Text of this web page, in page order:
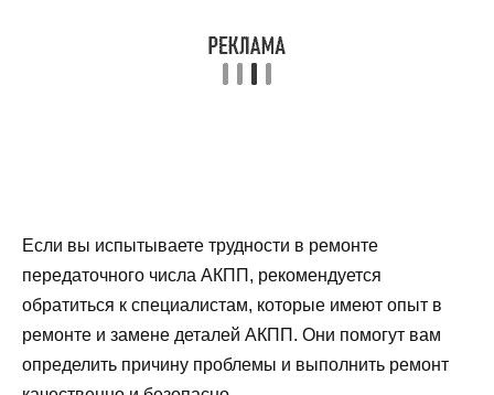
Если вы испытываете трудности в ремонте
передаточного числа АКПП, рекомендуется
обратиться к специалистам, которые имеют опыт в
ремонте и замене деталей АКПП. Они помогут вам
определить причину проблемы и выполнить ремонт